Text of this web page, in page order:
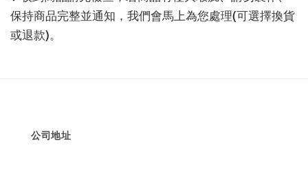
保持商品完整並通知，我們會馬上為您處理(可選擇換貨
或退款)。
公司地址